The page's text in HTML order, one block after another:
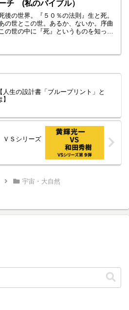
チ (私のバイブル）
後の世界。『５０％の法則』生と死。
の世とこの世。あるか、ないか。序曲
この世の中に『死』というものを知った
死んでしまう』と、死んだらどうなる
【人生の設計書「ブループリント」と
】
ＶＳシリーズ
宇宙・大自然